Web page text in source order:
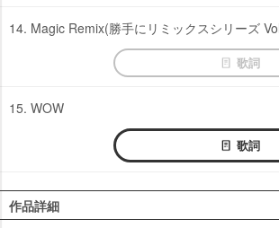
14. Magic Remix(勝手にリミックスシリーズ
歌詞
15. WOW
歌詞
作品詳細